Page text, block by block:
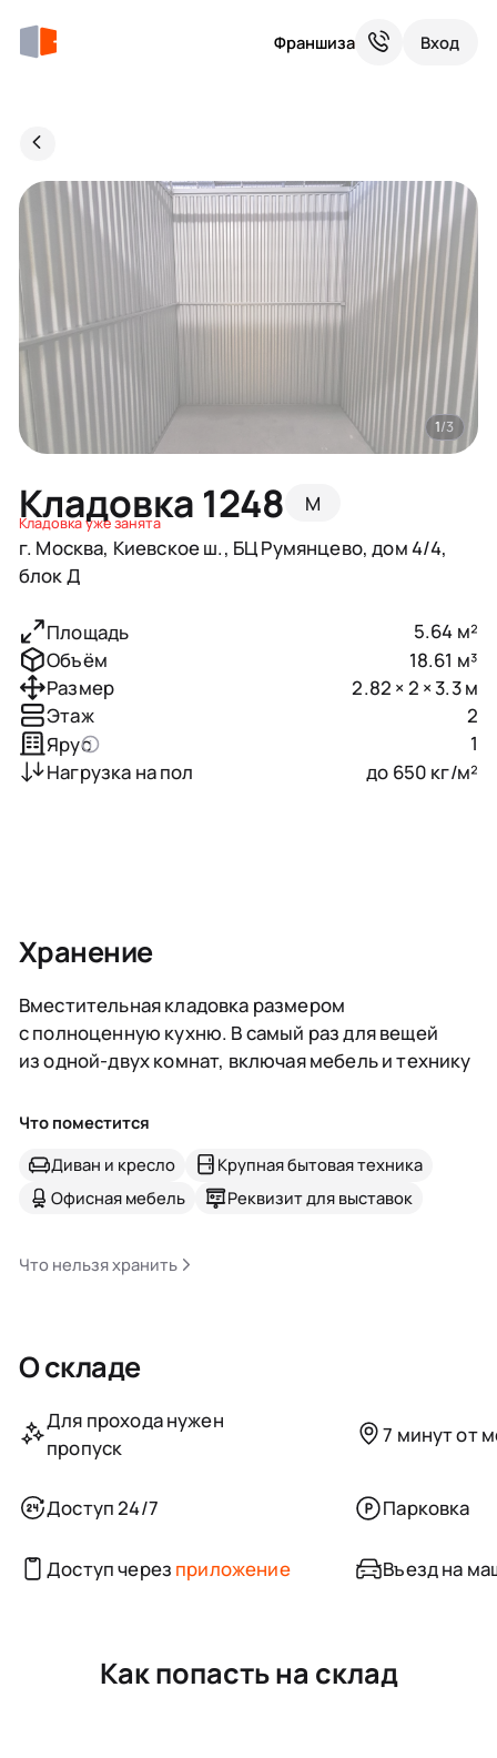
Франшиза Вход
Кладовка 1248 M
Кладовка уже занята
г. Москва, Киевское ш., БЦ Румянцево, дом 4/4,
блок Д
1/3
Площадь
5.64 м²
Объём
18.61 м³
Размер
2.82 × 2 × 3.3 м
Этаж
2
Ярус
1
Нагрузка на пол
до 650 кг/м²
Хранение
Вместительная кладовка размером
с полноценную кухню. В самый раз для вещей
из одной-двух комнат, включая мебель и технику
Что поместится
Диван и кресло
Крупная бытовая техника
Офисная мебель
Реквизит для выставок
Что нельзя хранить
О складе
Для прохода нужен
пропуск
7 минут от
Доступ 24/7 Парковка
Доступ через приложение Въезд на
Как попасть на склад